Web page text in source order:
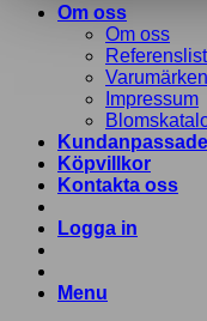
Om oss
Om oss
Varumärken
Impressum
Köpvillkor
Kontakta oss
Logga in
Menu